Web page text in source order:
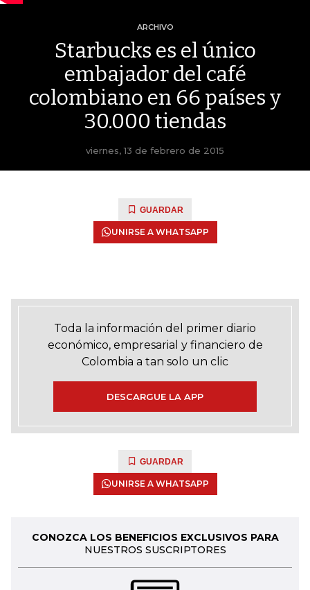
ARCHIVO
Starbucks es el único
embajador del café
colombiano en 66 países y
30.000 tiendas
viernes, 13 de febrero de 2015
GUARDAR
UNIRSE A WHATSAPP
Toda la información del primer diario
económico, empresarial y financiero de
Colombia a tan solo un clic
DESCARGUE LA APP
GUARDAR
UNIRSE A WHATSAPP
CONOZCA LOS BENEFICIOS EXCLUSIVOS PARA
NUESTROS SUSCRIPTORES